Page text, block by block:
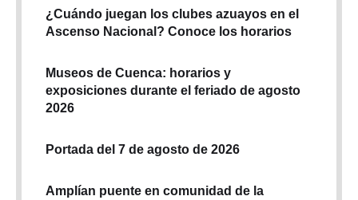
¿Cuándo juegan los clubes azuayos en el
Ascenso Nacional? Conoce los horarios
Museos de Cuenca: horarios y
exposiciones durante el feriado de agosto
2026
Portada del 7 de agosto de 2026
Amplían puente en comunidad de la